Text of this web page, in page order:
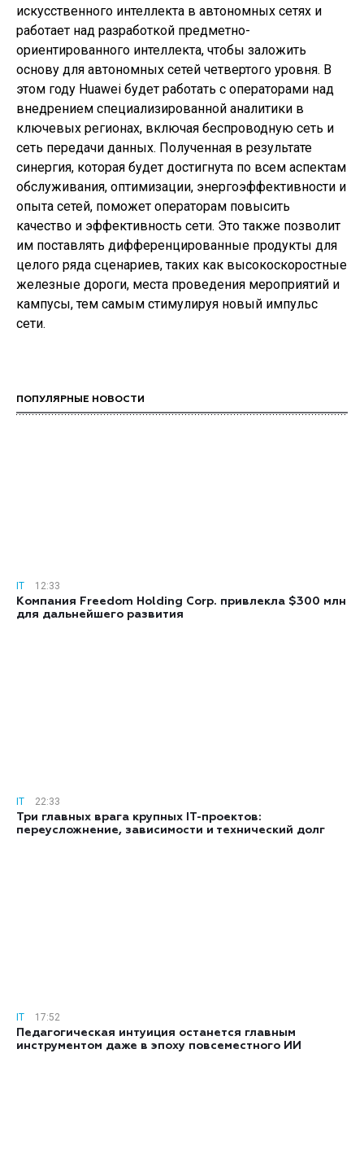
искусственного интеллекта в автономных сетях и
работает над разработкой предметно-
ориентированного интеллекта, чтобы заложить
основу для автономных сетей четвертого уровня. В
этом году Huawei будет работать с операторами над
внедрением специализированной аналитики в
ключевых регионах, включая беспроводную сеть и
сеть передачи данных. Полученная в результате
синергия, которая будет достигнута по всем аспектам
обслуживания, оптимизации, энергоэффективности и
опыта сетей, поможет операторам повысить
качество и эффективность сети. Это также позволит
им поставлять дифференцированные продукты для
целого ряда сценариев, таких как высокоскоростные
железные дороги, места проведения мероприятий и
кампусы, тем самым стимулируя новый импульс
сети.
ПОПУЛЯРНЫЕ НОВОСТИ
IT
12:33
Компания Freedom Holding Corp. привлекла $300 млн
для дальнейшего развития
IT
22:33
Три главных врага крупных IT-проектов:
переусложнение, зависимости и технический долг
IT
17:52
Педагогическая интуиция останется главным
инструментом даже в эпоху повсеместного ИИ